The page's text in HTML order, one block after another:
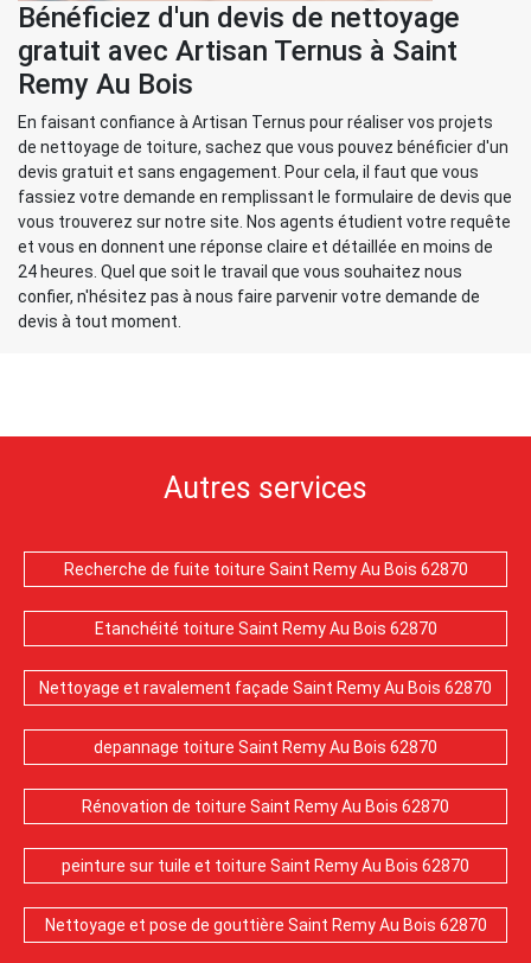
Bénéficiez d'un devis de nettoyage
gratuit avec Artisan Ternus à Saint
Remy Au Bois
En faisant confiance à Artisan Ternus pour réaliser vos projets
de nettoyage de toiture, sachez que vous pouvez bénéficier d'un
devis gratuit et sans engagement. Pour cela, il faut que vous
fassiez votre demande en remplissant le formulaire de devis que
vous trouverez sur notre site. Nos agents étudient votre requête
et vous en donnent une réponse claire et détaillée en moins de
24 heures. Quel que soit le travail que vous souhaitez nous
confier, n'hésitez pas à nous faire parvenir votre demande de
devis à tout moment.
Autres services
Recherche de fuite toiture Saint Remy Au Bois 62870
Etanchéité toiture Saint Remy Au Bois 62870
Nettoyage et ravalement façade Saint Remy Au Bois 62870
depannage toiture Saint Remy Au Bois 62870
Rénovation de toiture Saint Remy Au Bois 62870
peinture sur tuile et toiture Saint Remy Au Bois 62870
Nettoyage et pose de gouttière Saint Remy Au Bois 62870